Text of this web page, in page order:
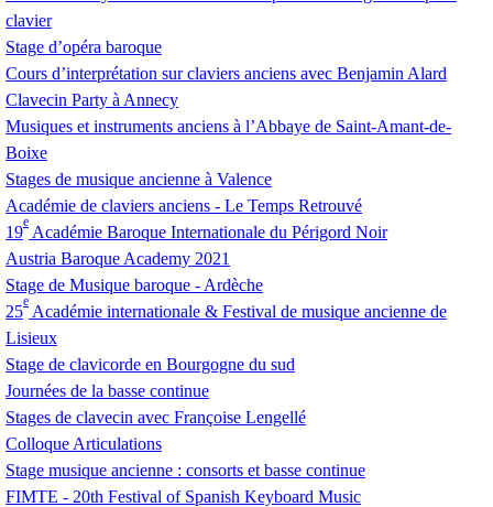
clavier
Stage d’opéra baroque
Cours d’interprétation sur claviers anciens avec Benjamin Alard
Clavecin Party à Annecy
Musiques et instruments anciens à l’Abbaye de Saint-Amant-de-
Boixe
Stages de musique ancienne à Valence
Académie de claviers anciens - Le Temps Retrouvé
19
e
Académie Baroque Internationale du Périgord Noir
Austria Baroque Academy 2021
Stage de Musique baroque - Ardèche
25
e
Académie internationale & Festival de musique ancienne de
Lisieux
Stage de clavicorde en Bourgogne du sud
Journées de la basse continue
Stages de clavecin avec Françoise Lengellé
Colloque Articulations
Stage musique ancienne : consorts et basse continue
FIMTE - 20th Festival of Spanish Keyboard Music